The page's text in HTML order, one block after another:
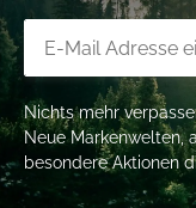
Nichts mehr
Neue Markenwelten,
besondere Aktionen